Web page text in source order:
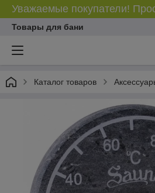
Уважаемые покупатели!
Товары для бани
Каталог товаров